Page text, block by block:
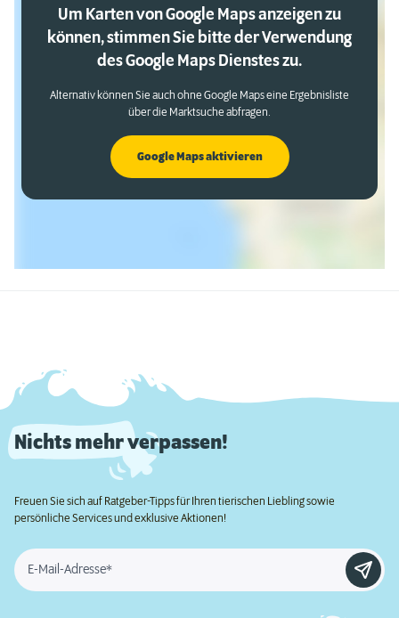
Um Karten von Google Maps anzeigen zu
können, stimmen Sie bitte der Verwendung
des Google Maps Dienstes zu.
Alternativ können Sie auch ohne Google Maps eine Ergebnisliste
über die Marktsuche abfragen.
Google Maps aktivieren
Nichts mehr verpassen!
Freuen Sie sich auf Ratgeber-Tipps für Ihren tierischen Liebling sowie
persönliche Services und exklusive Aktionen!
E-Mail-Adresse*